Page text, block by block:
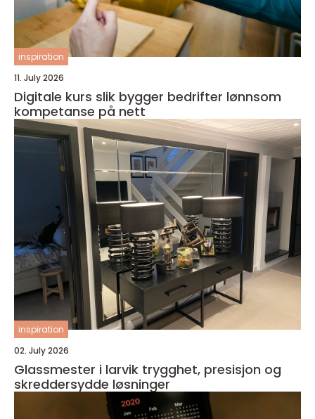
inspiration
11. July 2026
Digitale kurs slik bygger bedrifter lønnsom
kompetanse på nett
inspiration
02. July 2026
Glassmester i larvik trygghet, presisjon og
skreddersydde løsninger